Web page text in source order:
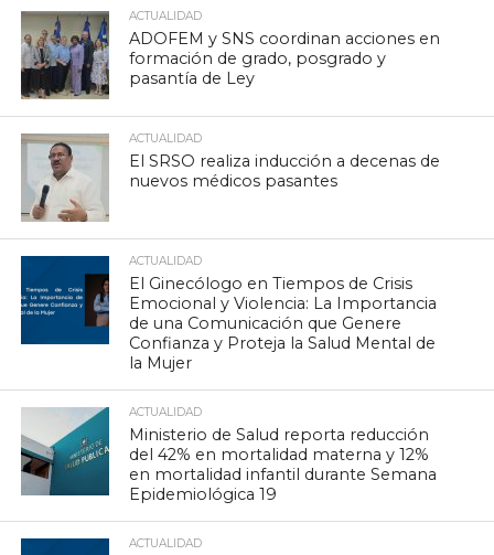
ACTUALIDAD
ADOFEM y SNS coordinan acciones en
formación de grado, posgrado y
pasantía de Ley
ACTUALIDAD
El SRSO realiza inducción a decenas de
nuevos médicos pasantes
ACTUALIDAD
El Ginecólogo en Tiempos de Crisis
Emocional y Violencia: La Importancia
de una Comunicación que Genere
Confianza y Proteja la Salud Mental de
la Mujer
ACTUALIDAD
Ministerio de Salud reporta reducción
del 42% en mortalidad materna y 12%
en mortalidad infantil durante Semana
Epidemiológica 19
ACTUALIDAD